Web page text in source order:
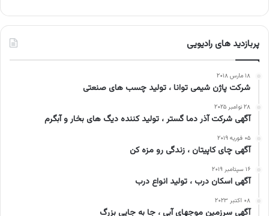
پربازدید های رادیویی
۱۸ مارس ۲۰۱۸
شرکت پاژن شیمی توانا ، تولید چسب های صنعتی
۲۸ نوامبر ۲۰۲۵
آگهی شرکت آذر دما گستر ، تولید کننده دیگ های بخار و آبگرم
۰۵ فوریه ۲۰۱۹
آگهی چای کاپیتان ، زندگی رو مزه کن
۱۶ سپتامبر ۲۰۱۹
آگهی اسکان درب ، تولید انواع درب
۰۸ اکتبر ۲۰۲۳
آگهی سرزمین موجهای آبی ، جا به جایی بزرگ